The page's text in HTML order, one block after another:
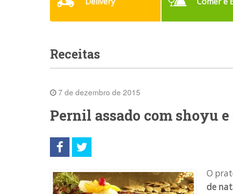
Receitas
7 de dezembro de 2015
Pernil assado com shoyu
O
de